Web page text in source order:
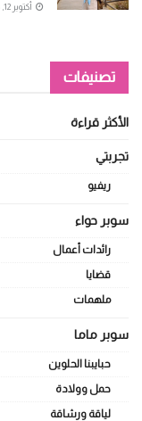
أكتوبر 12, 2025
تصنيفات
الأكثر قراءة
تجربتي
ريفيو
سوبر حواء
رائدات أعمال
قضايا
ملهمات
سوبر ماما
حبايبنا الحلوين
حمل وولادة
لياقة ورشاقة